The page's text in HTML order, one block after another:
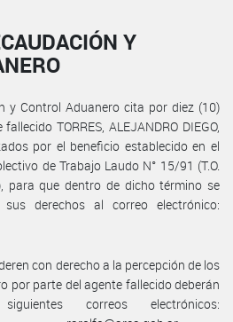
Y
y Control Aduanero cita por diez (10)
TORRES, ALEJANDRO DIEGO,
por el beneficio establecido en el
de Trabajo Laudo N° 15/91 (T.O.
para que dentro de dicho término se
derechos al correo electrónico:
con derecho a la percepción de los
por parte del agente fallecido deberán
correos electrónicos: